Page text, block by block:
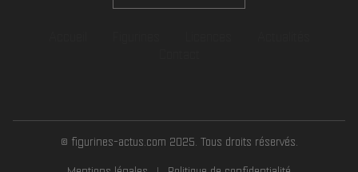
© figurines-actus.com 2025. Tous droits réservés.